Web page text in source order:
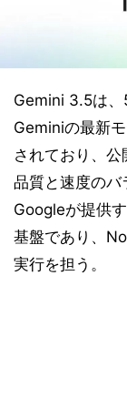
Gemini 3.5は
Geminiの最新
されており、
品質と速度のバ
Googleが提供
基盤であり、
実行を担う。